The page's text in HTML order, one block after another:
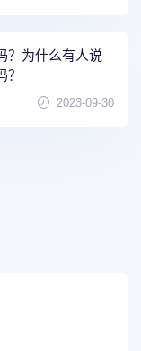
？为什么有人说
2023-09-30